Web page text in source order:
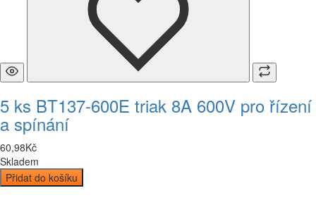
5 ks BT137-600E triak 8A 600V pro řízení
a spínání
60,98Kč
Skladem
Přidat do košíku